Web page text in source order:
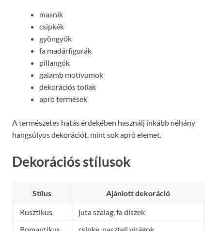
masnik
csipkék
gyöngyök
fa madárfigurák
pillangók
galamb motívumok
dekorációs tollak
apró termések
A természetes hatás érdekében használj inkább néhány
hangsúlyos dekorációt, mint sok apró elemet.
Dekorációs stílusok
Stílus Ajánlott dekoráció
Rusztikus
juta szalag, fa díszek
Romantikus
csipke, pasztell virágok